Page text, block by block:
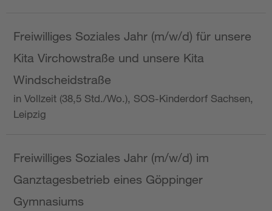
Freiwilliges Soziales Jahr (m/w/d) für unsere
Kita Virchowstraße und unsere Kita
Windscheidstraße
in Vollzeit (38,5 Std./Wo.), SOS-Kinderdorf Sachsen,
Leipzig
Freiwilliges Soziales Jahr (m/w/d) im
Ganztagesbetrieb eines Göppinger
Gymnasiums